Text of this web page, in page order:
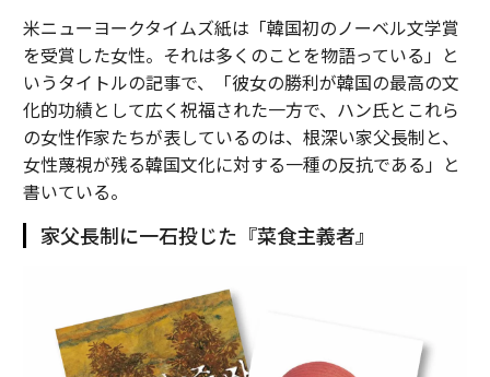
米ニューヨークタイムズ紙は「韓国初のノーベル文学賞
を受賞した女性。それは多くのことを物語っている」と
いうタイトルの記事で、「彼女の勝利が韓国の最高の文
化的功績として広く祝福された一方で、ハン氏とこれら
の女性作家たちが表しているのは、根深い家父長制と、
女性蔑視が残る韓国文化に対する一種の反抗である」と
書いている。
家父長制に一石投じた『菜食主義者』